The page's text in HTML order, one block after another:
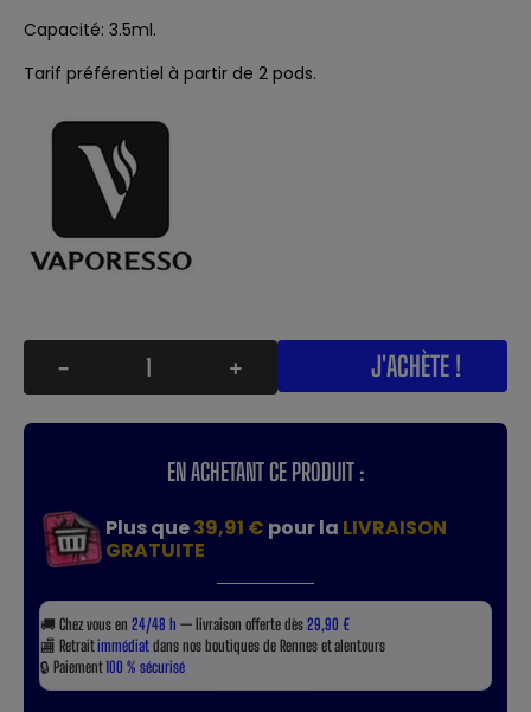
Capacité: 3.5ml.
Tarif préférentiel à partir de 2 pods.
- + J'ACHÈTE !
EN ACHETANT CE PRODUIT :
Plus que39,91 € pour la LIVRAISON
GRATUITE
🚚 Chez vous en 24/48 h — livraison offerte dès29,90 €
🏬 Retraitimmédiatdans nos boutiques de Rennes et alentours
🔒 Paiement100 % sécurisé